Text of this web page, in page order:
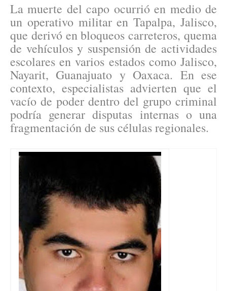
La muerte del capo ocurrió en medio de
un operativo militar en Tapalpa, Jalisco,
que derivó en bloqueos carreteros, quema
de vehículos y suspensión de actividades
escolares en varios estados como Jalisco,
Nayarit, Guanajuato y Oaxaca. En ese
contexto, especialistas advierten que el
vacío de poder dentro del grupo criminal
podría generar disputas internas o una
fragmentación de sus células regionales.